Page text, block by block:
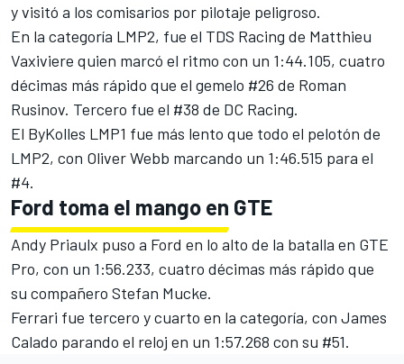
y visitó a los comisarios por pilotaje peligroso.
En la categoría LMP2, fue el TDS Racing de Matthieu
Vaxiviere quien marcó el ritmo con un 1:44.105, cuatro
décimas más rápido que el gemelo #26 de Roman
Rusinov. Tercero fue el #38 de DC Racing.
El ByKolles LMP1 fue más lento que todo el pelotón de
LMP2, con Oliver Webb marcando un 1:46.515 para el
#4.
Ford toma el mango en GTE
Andy Priaulx puso a Ford en lo alto de la batalla en GTE
Pro, con un 1:56.233, cuatro décimas más rápido que
su compañero Stefan Mucke.
Ferrari fue tercero y cuarto en la categoría, con James
Calado parando el reloj en un 1:57.268 con su #51.